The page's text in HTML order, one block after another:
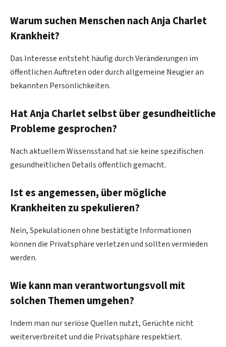
Warum suchen Menschen nach Anja Charlet
Krankheit?
Das Interesse entsteht häufig durch Veränderungen im
öffentlichen Auftreten oder durch allgemeine Neugier an
bekannten Persönlichkeiten.
Hat Anja Charlet selbst über gesundheitliche
Probleme gesprochen?
Nach aktuellem Wissensstand hat sie keine spezifischen
gesundheitlichen Details öffentlich gemacht.
Ist es angemessen, über mögliche
Krankheiten zu spekulieren?
Nein, Spekulationen ohne bestätigte Informationen
können die Privatsphäre verletzen und sollten vermieden
werden.
Wie kann man verantwortungsvoll mit
solchen Themen umgehen?
Indem man nur seriöse Quellen nutzt, Gerüchte nicht
weiterverbreitet und die Privatsphäre respektiert.